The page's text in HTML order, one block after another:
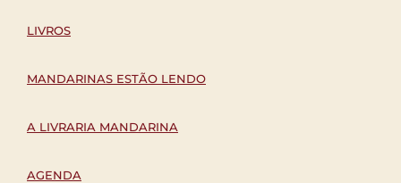
LIVROS
MANDARINAS ESTÃO LENDO
A LIVRARIA MANDARINA
AGENDA